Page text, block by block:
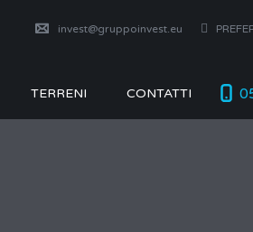
invest@gruppoinvest.eu
TERRENI CONTATTI